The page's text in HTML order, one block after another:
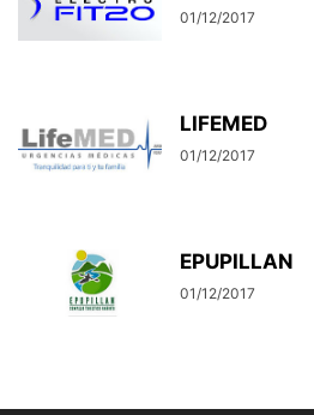
01/12/2017
LIFEMED
01/12/2017
EPUPILLAN
01/12/2017